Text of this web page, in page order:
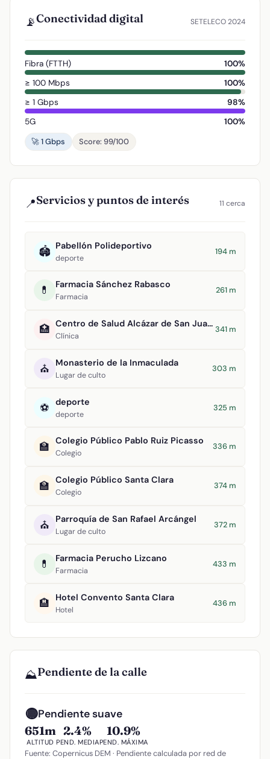
📡Conectividad digital SETELECO 2024
Fibra (FTTH)
100%
≥ 100 Mbps
100%
≥ 1 Gbps
98%
5G
100%
🚀 1 Gbps
Score: 99/100
📍Servicios y puntos de interés 11 cerca
🏟️ Pabellón Polideportivo
deporte
194 m
💊 Farmacia Sánchez Rabasco
Farmacia
261 m
🏥 Centro de Salud Alcázar de San Juan II
Clínica
341 m
⛪ Monasterio de la Inmaculada
Lugar de culto
303 m
⚽ deporte
deporte
325 m
🏫 Colegio Público Pablo Ruiz Picasso
Colegio
336 m
🏫 Colegio Público Santa Clara
Colegio
374 m
⛪ Parroquía de San Rafael Arcángel
Lugar de culto
372 m
💊 Farmacia Perucho Lizcano
Farmacia
433 m
🏨 Hotel Convento Santa Clara
Hotel
436 m
⛰️Pendiente de la calle
🟡Pendiente suave
651m
ALTITUD
2.4%
PEND. MEDIA
10.9%
PEND. MÁXIMA
Fuente: Copernicus DEM · Pendiente calculada por red de